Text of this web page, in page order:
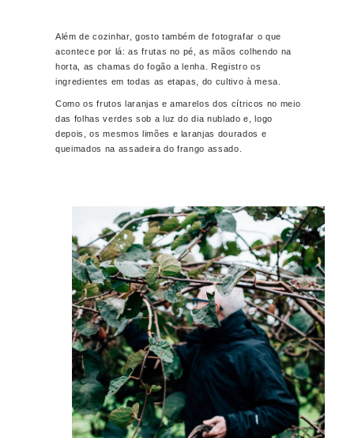
Além de cozinhar, gosto também de fotografar o que
acontece por lá: as frutas no pé, as mãos colhendo na
horta, as chamas do fogão a lenha. Registro os
ingredientes em todas as etapas, do cultivo à mesa.
Como os frutos laranjas e amarelos dos cítricos no meio
das folhas verdes sob a luz do dia nublado e, logo
depois, os mesmos limões e laranjas dourados e
queimados na assadeira do frango assado.